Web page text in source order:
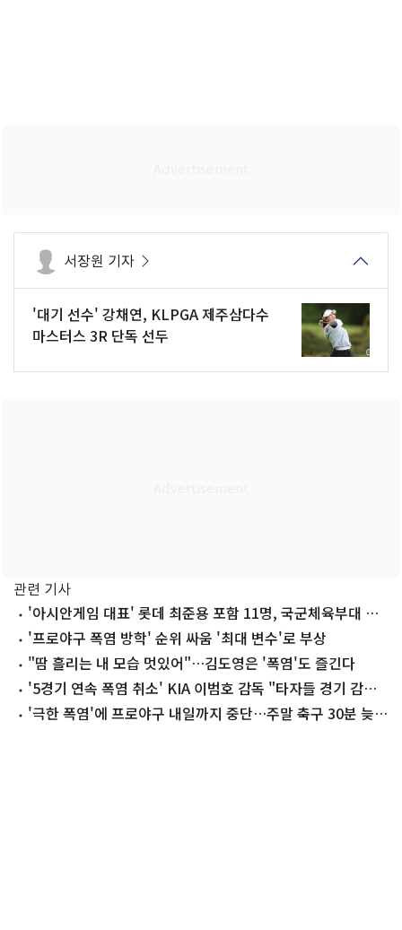
서장원 기자
'대기 선수' 강채연, KLPGA 제주삼다수
마스터스 3R 단독 선두
관련 기사
'아시안게임 대표' 롯데 최준용 포함 11명, 국군체육부대 합
격 '프로야구 폭염 방학' 순위 싸움 '최대 변수'로 부상
"땀 흘리는 내 모습 멋있어"…김도영은 '폭염'도 즐긴다
'5경기 연속 폭염 취소' KIA 이범호 감독 "타자들 경기 감각
걱정"
'극한 폭염'에 프로야구 내일까지 중단…주말 축구 30분 늦춰